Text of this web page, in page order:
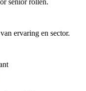
senior rollen.
ervaring en sector.